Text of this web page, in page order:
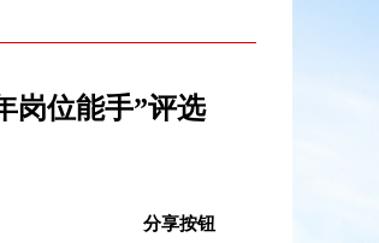
岗位能手”评选
分享按钮